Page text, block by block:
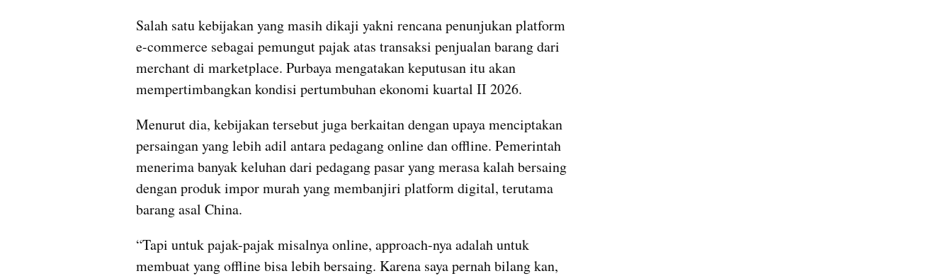
Salah satu kebijakan yang masih dikaji yakni rencana penunjukan platform
e-commerce sebagai pemungut pajak atas transaksi penjualan barang dari
merchant di marketplace. Purbaya mengatakan keputusan itu akan
mempertimbangkan kondisi pertumbuhan ekonomi kuartal II 2026.
Menurut dia, kebijakan tersebut juga berkaitan dengan upaya menciptakan
persaingan yang lebih adil antara pedagang online dan offline. Pemerintah
menerima banyak keluhan dari pedagang pasar yang merasa kalah bersaing
dengan produk impor murah yang membanjiri platform digital, terutama
barang asal China.
“Tapi untuk pajak-pajak misalnya online, approach-nya adalah untuk
membuat yang offline bisa lebih bersaing. Karena saya pernah bilang kan,